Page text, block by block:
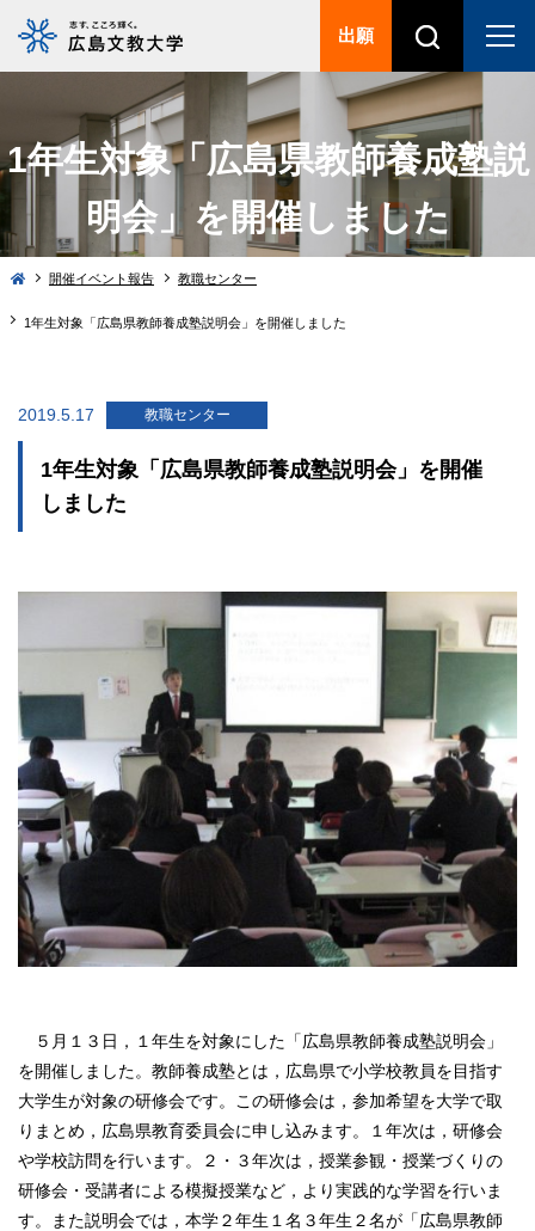
1年生対象「広島県教師養成塾説
明会」を開催しました
開催イベント報告 教職センター
1年生対象「広島県教師養成塾説明会」を開催しました
2019.5.17 教職センター
1年生対象「広島県教師養成塾説明会」を開催
しました
５月１３日，１年生を対象にした「広島県教師養成塾説明会」
を開催しました。教師養成塾とは，広島県で小学校教員を目指す
大学生が対象の研修会です。この研修会は，参加希望を大学で取
りまとめ，広島県教育委員会に申し込みます。１年次は，研修会
や学校訪問を行います。２・３年次は，授業参観・授業づくりの
研修会・受講者による模擬授業など，より実践的な学習を行いま
す。また説明会では，本学２年生１名３年生２名が「広島県教師
出願